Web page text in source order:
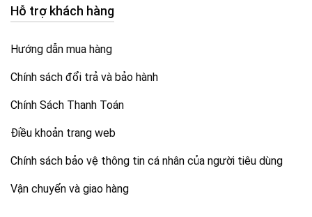
Hỗ trợ khách hàng
Hướng dẫn mua hàng
Chính sách đổi trả và bảo hành
Chính Sách Thanh Toán
Điều khoản trang web
Chính sách bảo vệ thông tin cá nhân của người tiêu dùng
Vận chuyển và giao hàng